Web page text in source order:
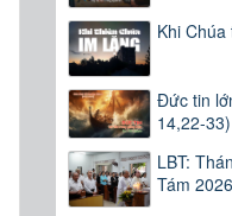
Khi Chúa
Đức tin
14,22-33)
LBT:
Tám 2026